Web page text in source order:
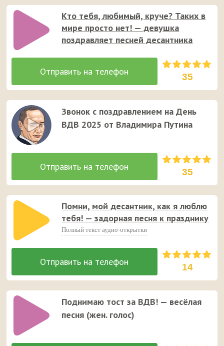
Кто тебя, любимый, круче? Таких в
мире просто нет! — девушка
поздравляет песней десантника
35
Звонок с поздравлением на День
ВДВ 2025 от Владимира Путина
35
Помни, мой десантник, как я люблю
тебя! — задорная песня к празднику
Полный текст аудио-открытки
14
Поднимаю тост за ВДВ! — весёлая
песня (жен. голос)